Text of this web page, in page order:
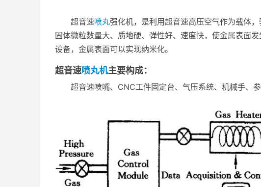
超音速喷丸强化机，是利用超音速高压空气作为载体
固体微粒数量大、质地硬、弹性好、速度快，使金属表面
设备，金属表面可以实现纳米化。
超音速喷丸机主要构成：
超音速喷嘴、CNC工件固定台、气压系统、机械手、参